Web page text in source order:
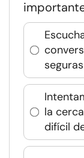
la
difícil